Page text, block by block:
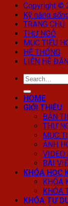
Copyright ©
Kỹ năng
TRANG CHỦ
THƯ NGỎ
MỤC TIÊU
HỆ THỐNG
LIÊN HỆ
HOME
GIỚI THIỆU
BẢN
THƯ
MỤC
ẢNH
VIDEO
BÀI
KHÓA HỌC
KHÓA
KHÓA
KHÓA TƯ